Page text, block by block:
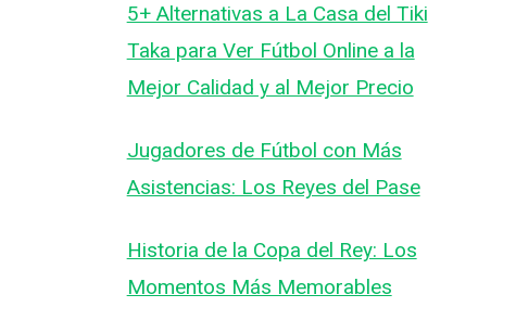
5+ Alternativas a La Casa del Tiki
Taka para Ver Fútbol Online a la
Mejor Calidad y al Mejor Precio
Jugadores de Fútbol con Más
Asistencias: Los Reyes del Pase
Historia de la Copa del Rey: Los
Momentos Más Memorables